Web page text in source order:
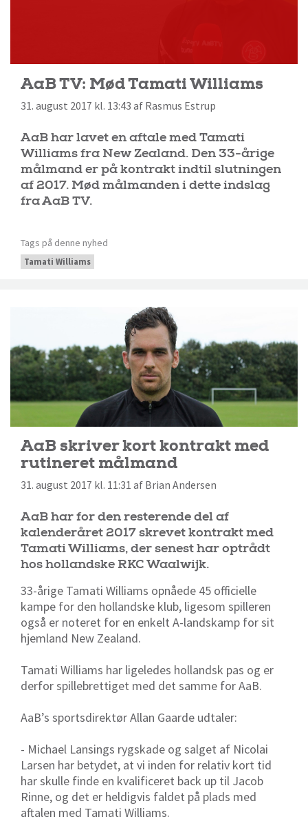
AaB TV: Mød Tamati Williams
31. august 2017 kl. 13:43 af Rasmus Estrup
AaB har lavet en aftale med Tamati
Williams fra New Zealand. Den 33-årige
målmand er på kontrakt indtil slutningen
af 2017. Mød målmanden i dette indslag
fra AaB TV.
Tags på denne nyhed
Tamati Williams
AaB skriver kort kontrakt med
rutineret målmand
31. august 2017 kl. 11:31 af Brian Andersen
AaB har for den resterende del af
kalenderåret 2017 skrevet kontrakt med
Tamati Williams, der senest har optrådt
hos hollandske RKC Waalwijk.
33-årige Tamati Williams opnåede 45 officielle
kampe for den hollandske klub, ligesom spilleren
også er noteret for en enkelt A-landskamp for sit
hjemland New Zealand.
Tamati Williams har ligeledes hollandsk pas og er
derfor spillebrettiget med det samme for AaB.
AaB’s sportsdirektør Allan Gaarde udtaler:
- Michael Lansings rygskade og salget af Nicolai
Larsen har betydet, at vi inden for relativ kort tid
har skulle finde en kvalificeret back up til Jacob
Rinne, og det er heldigvis faldet på plads med
aftalen med Tamati Williams.